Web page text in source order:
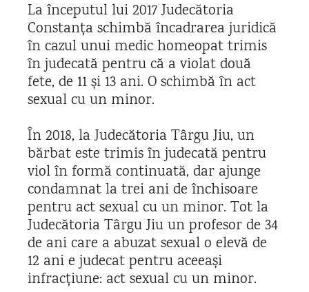
La începutul lui 2017 Judecătoria
Constanța schimbă încadrarea juridică
în cazul unui medic homeopat trimis
în judecată pentru că a violat două
fete, de 11 și 13 ani. O schimbă în act
sexual cu un minor.
În 2018, la Judecătoria Târgu Jiu, un
bărbat este trimis în judecată pentru
viol în formă continuată, dar ajunge
condamnat la trei ani de închisoare
pentru act sexual cu un minor. Tot la
Judecătoria Târgu Jiu un profesor de 34
de ani care a abuzat sexual o elevă de
12 ani e judecat pentru aceeași
infracțiune: act sexual cu un minor.